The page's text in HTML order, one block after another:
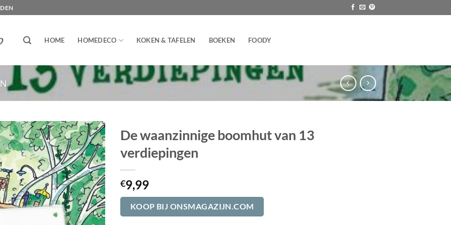
HOME HOMEDECO KOKEN & TAFELEN BOEKEN FOODY
De waanzinnige boomhut van 13
verdiepingen
€9,99
KOOP BIJ ONSMAGAZIJN.COM